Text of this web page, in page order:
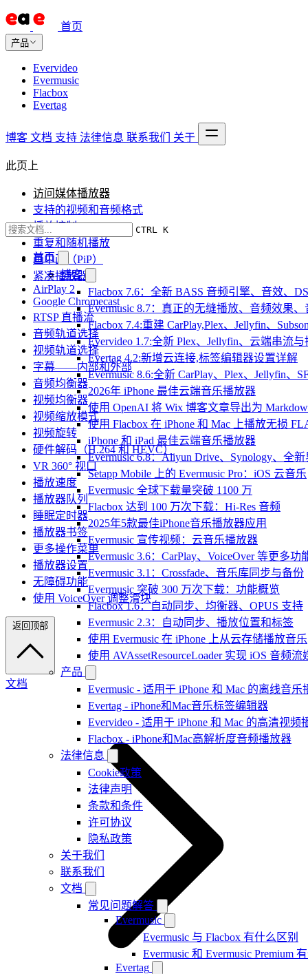
首页
产品
Evervideo
Evermusic
Flacbox
Evertag
博客 文档 支持 法律信息 联系我们 关于
CTRL K
首页
博客
Flacbox 7.6：全新 BASS 音频引擎、音效、
Evermusic 8.7：真正的无缝播放、音频效果
Flacbox 7.4:重建 CarPlay,Plex、Jellyfin、
Evervideo 1.7:全新 Plex、Jellyfin、云端串流
Evertag 4.2:新增云连接,标签编辑器设置详解
Evermusic 8.6:全新 CarPlay、Plex、Jellyfin、
2026年 iPhone 最佳云端音乐播放器
使用 OpenAI 将 Wix 博客文章导出为
使用 Flacbox 在 iPhone 和 Mac 上播放无损
iPhone 和 iPad 最佳云端音乐播放器
Evermusic 6.8：Aliyun Drive、Synology、全
Setapp Mobile 上的 Evermusic Pro：iOS 云音乐
Evermusic 全球下载量突破 1100 万
Flacbox 达到 100 万次下载：Hi-Res 音频
2025年5款最佳iPhone音乐播放器应用
Evermusic 宣传视频：云音乐播放器
Evermusic 3.6：CarPlay、VoiceOver 等更多功
Evermusic 3.1：Crossfade、音乐库同步与备份
Evermusic 突破 300 万次下载：功能概览
Flacbox 1.6：自动同步、均衡器、OPUS 支持
Evermusic 2.3：自动同步、播放位置和标签
使用 Evermusic 在 iPhone 上从云存储播放音乐
使用 AVAssetResourceLoader 实现 iOS 音频流
产品
Evermusic - 适用于 iPhone 和 Mac 的离线音乐
Evertag - iPhone和Mac音乐标签编辑器
Evervideo - 适用于 iPhone 和 Mac 的高清视频
Flacbox - iPhone和Mac高解析度音频播放器
法律信息
Cookie政策
法律声明
条款和条件
许可协议
隐私政策
关于我们
联系我们
文档
常见问题解答
Evermusic
Evermusic 与 Flacbox 有什么区别
Evermusic 和 Evermusic Premium
Evertag
此页上
访问媒体播放器
支持的视频和音频格式
播放控制
重复和随机播放
画中画（PiP）
紧凑播放器
AirPlay 2
Google Chromecast
RTSP 直播流
音频轨道选择
视频轨道选择
字幕——内部和外部
音频均衡器
视频均衡器
视频缩放模式
视频旋转
硬件解码（H.264 和 HEVC）
VR 360° 视口
播放速度
播放器队列
睡眠定时器
播放器书签
更多操作菜单
播放器设置
无障碍功能
使用 VoiceOver 调整滑块
返回顶部
文档